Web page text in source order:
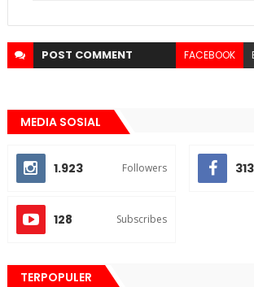
POST COMMENT FACEBOOK
MEDIA SOSIAL
1.923 Followers 313
128 Subscribes
TERPOPULER